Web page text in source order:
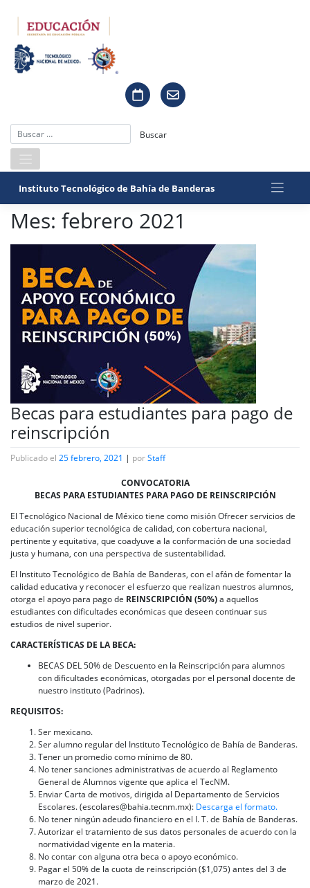
contenido
Instituto Tecnológico de Bahía de Banderas
Mes: febrero 2021
Becas para estudiantes para pago de
reinscripción
Publicado el 25 febrero, 2021 | porStaff
CONVOCATORIA
BECAS PARA ESTUDIANTES PARA PAGO DE REINSCRIPCIÓN
El Tecnológico Nacional de México tiene como misión Ofrecer servicios de
educación superior tecnológica de calidad, con cobertura nacional,
pertinente y equitativa, que coadyuve a la conformación de una sociedad
justa y humana, con una perspectiva de sustentabilidad.
El Instituto Tecnológico de Bahía de Banderas, con el afán de fomentar la
calidad educativa y reconocer el esfuerzo que realizan nuestros alumnos,
otorga el apoyo para pago de REINSCRIPCIÓN (50%)a aquellos
estudiantes con dificultades económicas que deseen continuar sus
estudios de nivel superior.
CARACTERÍSTICAS DE LA BECA:
BECAS DEL 50% de Descuento en la Reinscripción para alumnos
con dificultades económicas, otorgadas por el personal docente de
nuestro instituto (Padrinos).
REQUISITOS:
Ser mexicano.
Ser alumno regular del Instituto Tecnológico de Bahía de Banderas.
Tener un promedio como mínimo de 80.
No tener sanciones administrativas de acuerdo al Reglamento
General de Alumnos vigente que aplica el TecNM.
Enviar Carta de motivos, dirigida al Departamento de Servicios
Escolares. (escolares@bahia.tecnm.mx): Descarga el formato.
No tener ningún adeudo financiero en el I. T. de Bahía de Banderas.
Autorizar el tratamiento de sus datos personales de acuerdo con la
normatividad vigente en la materia.
No contar con alguna otra beca o apoyo económico.
Pagar el 50% de la cuota de reinscripción ($1,075) antes del 3 de
marzo de 2021.